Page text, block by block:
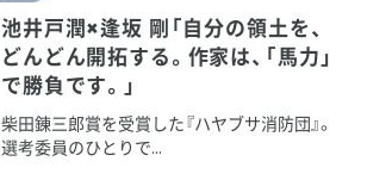
池井戸潤×逢坂 剛「自分の領土を、
どんどん開拓する。作家は、「馬力」
で勝負です。」
柴田錬三郎賞を受賞した『ハヤブサ消防団』。
選考委員のひとりで